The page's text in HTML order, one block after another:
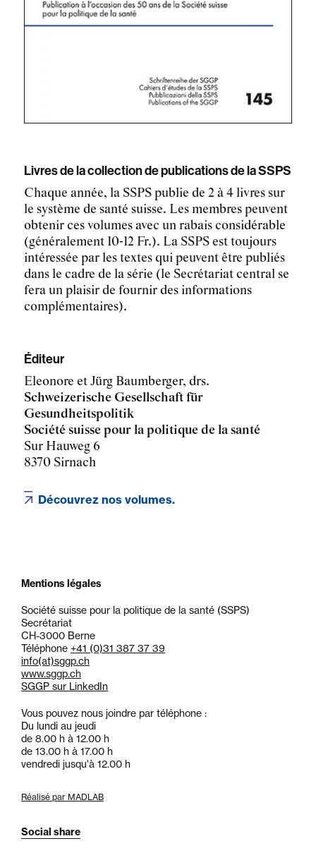
Livres de la collection de publications de la SSPS
Chaque année, la SSPS publie de 2 à 4 livres sur
le système de santé suisse. Les membres peuvent
obtenir ces volumes avec un rabais considérable
(généralement 10-12 Fr.). La SSPS est toujours
intéressée par les textes qui peuvent être publiés
dans le cadre de la série (le Secrétariat central se
fera un plaisir de fournir des informations
complémentaires).
Éditeur
Eleonore et Jürg Baumberger, drs.
Schweizerische Gesellschaft für
Gesundheitspolitik
Société suisse pour la politique de la santé
Sur Hauweg 6
8370 Sirnach
Découvrez nos volumes.
Mentions légales
Société suisse pour la politique de la santé (SSPS)
Secrétariat
CH-3000 Berne
Téléphone +41 (0)31 387 37 39
info(at)sggp.ch
www.sggp.ch
SGGP sur LinkedIn
Vous pouvez nous joindre par téléphone :
Du lundi au jeudi
de 8.00 h à 12.00 h
de 13.00 h à 17.00 h
vendredi jusqu'à 12.00 h
Réalisé par MADLAB
Social share